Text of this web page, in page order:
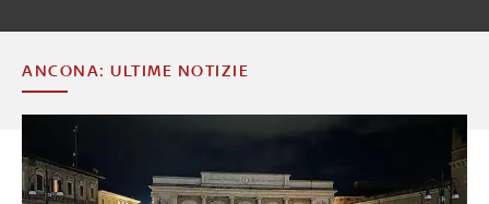
ANCONA: ULTIME NOTIZIE